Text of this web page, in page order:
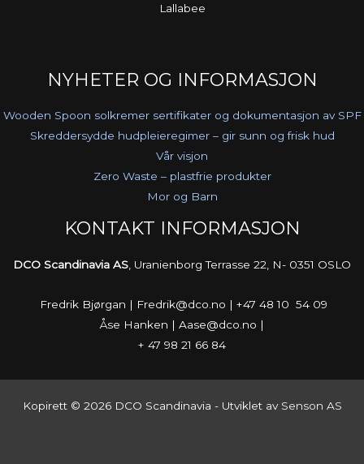
Lallabee
NYHETER OG INFORMASJON
Wooden Spoon solkremer sertifikater og dokumentasjon av SPF
Skreddersydde hudpleieregimer – gir sunn og frisk hud
Vår visjon
Zero Waste – plastfrie produkter
Mor og Barn
KONTAKT INFORMASJON
DCO Scandinavia AS , Uranienborg Terrasse 22, N- 0351 OSLO
Fredrik Bjørgan | Fredrik@dco.no | +47 48 10 54 09
Åse Hanken | Aase@dco.no |
+ 47 98 21 66 84
Kopirett © 2026 DCO Scandinavia - Utviklet av Senson AS